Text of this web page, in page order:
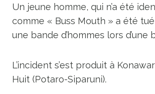
Un jeune homme, qui n’a été
comme « Buss Mouth » a été
une bande d’hommes lors d’une
L’incident s’est produit à
Huit (Potaro-Siparuni).